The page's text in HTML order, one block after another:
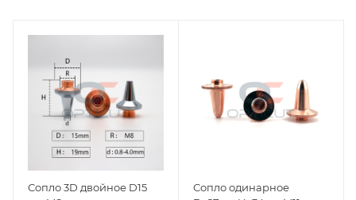
Сопло 3D двойное D15
Сопло одинарное